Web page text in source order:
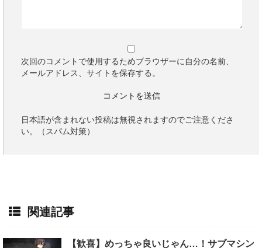
次回のコメントで使用するためブラウザーに自分の名前、
メールアドレス、サイトを保存する。
日本語が含まれない投稿は無視されますのでご注意くださ
い。（スパム対策）
関連記事
【歓喜】めっちゃ良いじゃん…！サブマシン